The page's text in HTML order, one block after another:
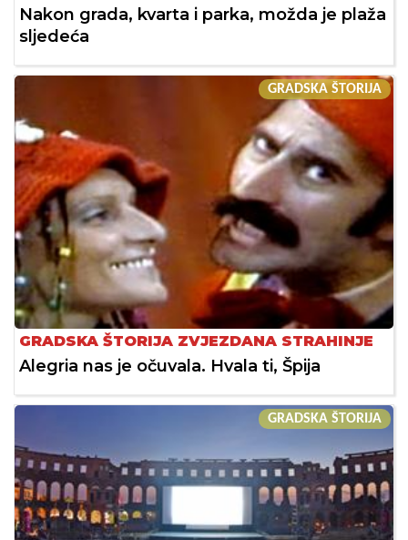
Nakon grada, kvarta i parka, možda je plaža
sljedeća
GRADSKA ŠTORIJA
GRADSKA ŠTORIJA ZVJEZDANA STRAHINJE
Alegria nas je očuvala. Hvala ti, Špija
GRADSKA ŠTORIJA